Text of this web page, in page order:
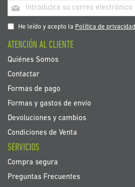
Inscríbase
a
nuestro
de
noticias:
He leído y acepto la Política de privacidad
ATENCIÓN AL CLIENTE
Quiénes Somos
Contactar
Formas de pago
Formas y gastos de envío
Devoluciones y cambios
Condiciones de Venta
SERVICIOS
Compra segura
Preguntas Frecuentes